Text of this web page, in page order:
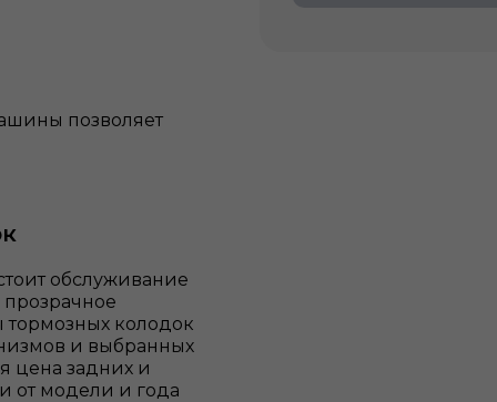
позволяет
обслуживание
прозрачное
тормозных колодок
и выбранных
цена задних и
от модели и года